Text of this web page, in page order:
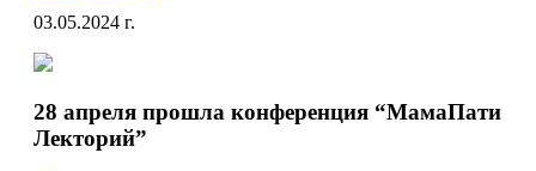
03.05.2024 г.
28 апреля прошла конференция “МамаПати
Лекторий”